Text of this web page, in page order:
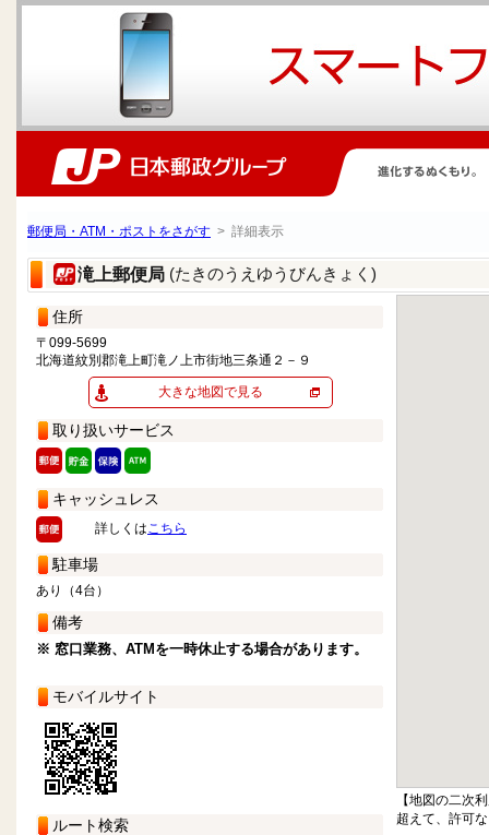
郵便局・ATM・ポストをさがす > 詳細表示
滝上郵便局 (たきのうえゆうびんきょく)
住所
〒099-5699
北海道紋別郡滝上町滝ノ上市街地三条通２－９
大きな地図で見る
取り扱いサービス
キャッシュレス
詳しくはこちら
駐車場
あり（4台）
備考
※ 窓口業務、ATMを一時休止する場合があります。
モバイルサイト
ルート検索
【地図の二次
超えて、許可